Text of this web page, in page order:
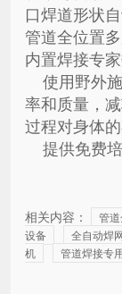
口焊道形状
管道全位置
内置焊接专
使用野外
率和质量，
过程对身体的
提供免费
相关内容： 管
设备
全自动焊
机
管道焊接专